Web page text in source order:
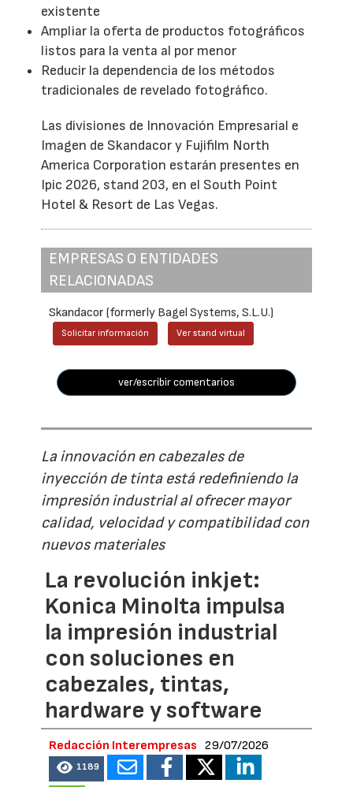
existente
Ampliar la oferta de productos fotográficos
listos para la venta al por menor
Reducir la dependencia de los métodos
tradicionales de revelado fotográfico.
Las divisiones de Innovación Empresarial e
Imagen de Skandacor y Fujifilm North
America Corporation estarán presentes en
Ipic 2026, stand 203, en el South Point
Hotel & Resort de Las Vegas.
EMPRESAS O ENTIDADES
RELACIONADAS
Skandacor (formerly Bagel Systems, S.L.U.)
Solicitar información Ver stand virtual
ver/escribir comentarios
La innovación en cabezales de
inyección de tinta está redefiniendo la
impresión industrial al ofrecer mayor
calidad, velocidad y compatibilidad con
nuevos materiales
La revolución inkjet:
Konica Minolta impulsa
la impresión industrial
con soluciones en
cabezales, tintas,
hardware y software
Redacción Interempresas 29/07/2026
1189